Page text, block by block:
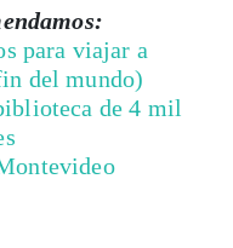
para viajar a
del mundo)
de 4 mil